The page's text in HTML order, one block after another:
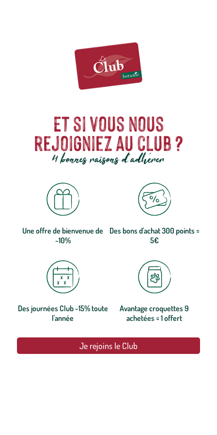
Et si vous nous
rejoigniez au club ?
4 bonnes raisons d'adhérer
Une offre de bienvenue de
-10%
Des bons d'achat 300 points =
5€
Des journées Club -15% toute
l'année
Avantage croquettes 9
achetées = 1 offert
Je rejoins le Club